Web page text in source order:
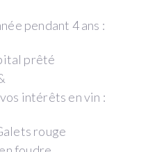
pendant 4 ans :
prêté
intérêts en vin :
rouge